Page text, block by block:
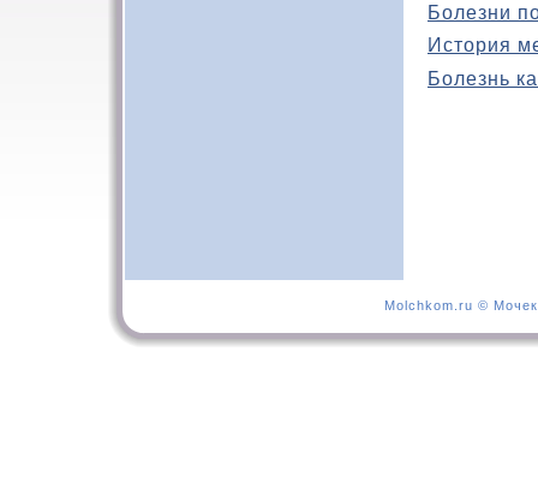
Болезни
История
Болезнь
Molchkom.ru ©